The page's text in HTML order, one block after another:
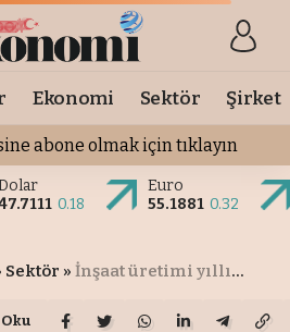
Ekonomi Sektör Şirket
abone olmak için tıklayın
0.18
Euro
55.1881 0.32
Sektör »İnşaat üretimi yıllık yüzde 2,1 arttı